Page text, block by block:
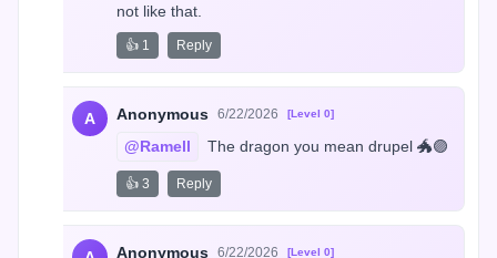
not like that.
👍 1 Reply
A Anonymous 6/22/2026 [Level 0]
@Ramell The dragon you mean drupel 🐲🟣
👍 3 Reply
Anonymous 6/22/2026 [Level 0]